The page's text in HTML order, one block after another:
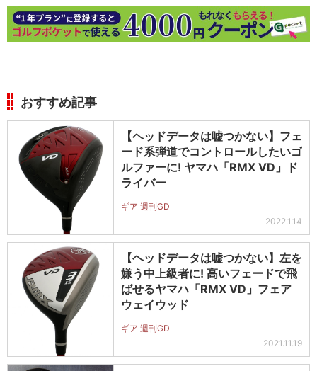
おすすめ記事
【ヘッドデータは嘘つかない】フェ
ード系弾道でコントロールしたいゴ
ルファーに! ヤマハ「RMX VD」ド
ライバー
ギア 週刊GD
2022.1.14
【ヘッドデータは嘘つかない】左を
嫌う中上級者に! 高いフェードで飛
ばせるヤマハ「RMX VD」フェア
ウェイウッド
ギア 週刊GD
2021.11.19